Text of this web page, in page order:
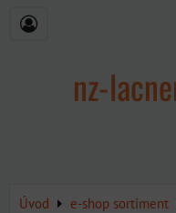
nz-
Úvod e-shop sortiment